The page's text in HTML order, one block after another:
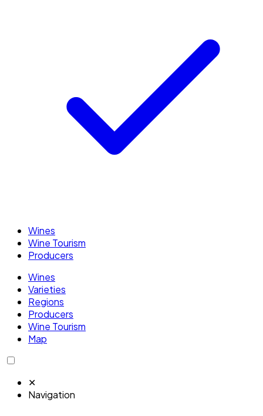
Wines
Wine Tourism
Producers
Wines
Varieties
Regions
Producers
Wine Tourism
Map
✕
Navigation